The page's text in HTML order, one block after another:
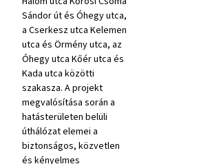
Sándor út és Óhegy utca,
a Cserkesz utca Kelemen
utca és Örmény utca, az
Óhegy utca Kőér utca és
Kada utca közötti
szakasza. A projekt
megvalósítása során a
hatásterületen belüli
úthálózat elemei a
biztonságos, közvetlen
és kényelmes